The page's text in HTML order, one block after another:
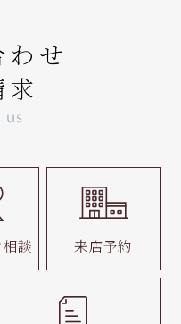
せ
us
談 来店予約